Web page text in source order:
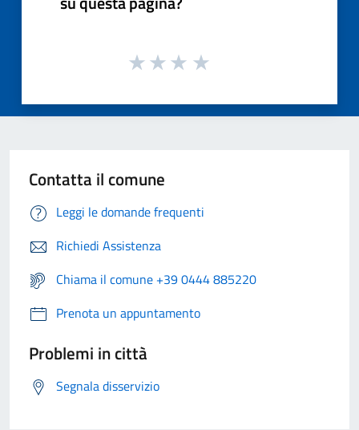
Contatta il comune
Leggi le domande frequenti
Richiedi Assistenza
Chiama il comune +39 0444 885220
Prenota un appuntamento
Problemi in città
Segnala disservizio